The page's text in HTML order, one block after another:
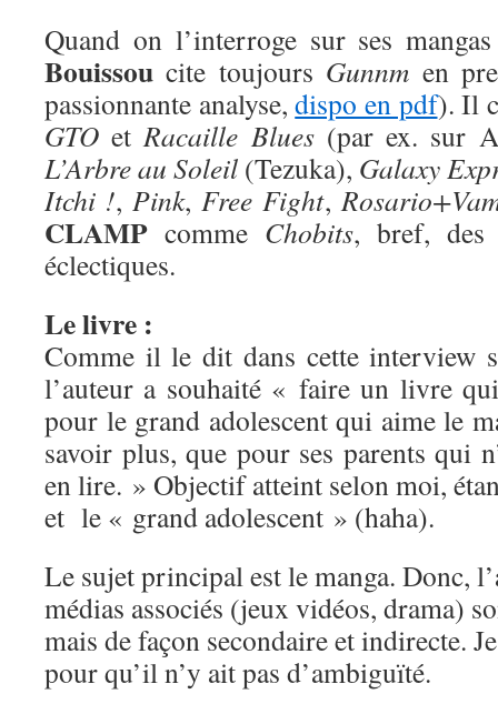
Quand on l’interroge sur ses
Bouissou cite toujours Gunnm en
passionnante analyse,dispo en pdf). Il
GTO etRacaille Blues(par ex. sur
L’Arbre au Soleil (Tezuka), Galaxy
Itchi !,Pink,Free Fight,
CLAMP comme Chobits, bref, des
éclectiques.
Le livre :
Comme il le dit dans cette
l’auteur a souhaité « faire un livre
pour le grand adolescent qui aime le
savoir plus, que pour ses parents qui
en lire. » Objectif atteint selon moi,
et le « grand adolescent » (haha).
Le sujet principal est le manga. Donc,
médias associés (jeux vidéos, drama)
mais de façon secondaire et indirecte.
pour qu’il n’y ait pas d’ambiguïté.